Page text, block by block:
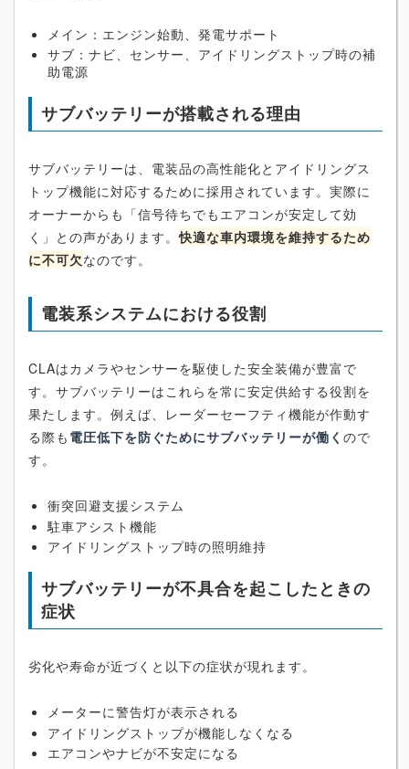
メイン：エンジン始動、発電サポート
サブ：ナビ、センサー、アイドリングストップ時の補
助電源
サブバッテリーが搭載される理由
サブバッテリーは、電装品の高性能化とアイドリングス
トップ機能に対応するために採用されています。実際に
オーナーからも「信号待ちでもエアコンが安定して効
く」との声があります。快適な車内環境を維持するため
に不可欠なのです。
電装系システムにおける役割
CLAはカメラやセンサーを駆使した安全装備が豊富で
す。サブバッテリーはこれらを常に安定供給する役割を
果たします。例えば、レーダーセーフティ機能が作動す
る際も 電圧低下を防ぐためにサブバッテリーが働く ので
す。
衝突回避支援システム
駐車アシスト機能
アイドリングストップ時の照明維持
サブバッテリーが不具合を起こしたときの
症状
劣化や寿命が近づくと以下の症状が現れます。
メーターに警告灯が表示される
アイドリングストップが機能しなくなる
エアコンやナビが不安定になる